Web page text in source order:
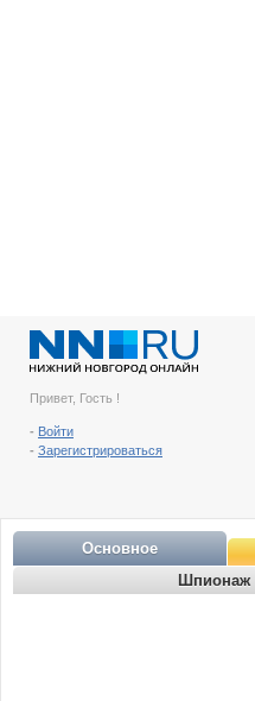
Привет, Гость !
- Войти
- Зарегистрироваться
Основное
Шпионаж